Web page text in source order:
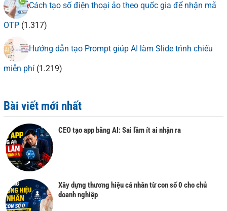
Cách tạo số điện thoại ảo theo quốc gia để nhận mã
OTP (1.317)
Hướng dẫn tạo Prompt giúp AI làm Slide trình chiếu
miễn phí (1.219)
Bài viết mới nhất
CEO tạo app bằng AI: Sai lầm ít ai nhận ra
Xây dựng thương hiệu cá nhân từ con số 0 cho chủ
doanh nghiệp